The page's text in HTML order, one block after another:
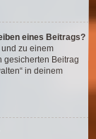
eines Beitrags?
zu einem
gesicherten Beitrag
in deinem